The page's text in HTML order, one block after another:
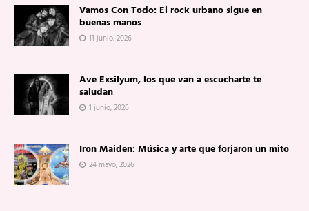
Vamos Con Todo: El rock urbano sigue en
buenas manos
11 junio, 2026
Ave Exsilyum, los que van a escucharte te
saludan
1 junio, 2026
Iron Maiden: Música y arte que forjaron un mito
24 mayo, 2026